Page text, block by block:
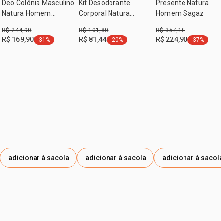
ml
1 balm pós-barba multifuncional Natura Homem 75 ml
Deo Colônia Masculino
Natura Homem
R$ 244,90
R$ 169,90 etiqueta -31%
-31%
adicionar à sacola
Kit Desodorante
Corporal Natura
R$ 101,80
R$ 81,44 etiqueta -20%
-20%
adicionar à sacola
Presente Natura
Homem Sagaz
R$ 357,10
R$ 224,90 etiqueta -
-37%
adicionar à